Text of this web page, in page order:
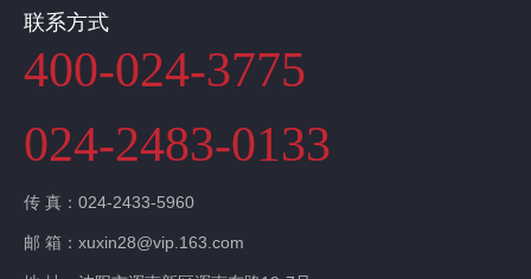
联系方式
400-024-3775
024-2483-0133
传 真：024-2433-5960
邮 箱：xuxin28@vip.163.com